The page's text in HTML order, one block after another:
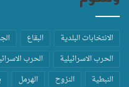
الانتخابات البلدية البقاع
الحرب الاسرائيلية
الحرب
النبطية
النزوح الهرمل